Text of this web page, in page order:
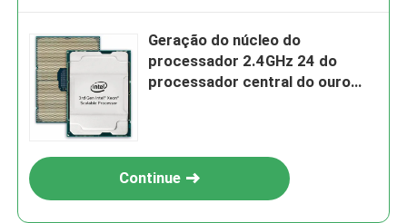
Geração do núcleo do
processador 2.4GHz 24 do
processador central do ouro
Continue